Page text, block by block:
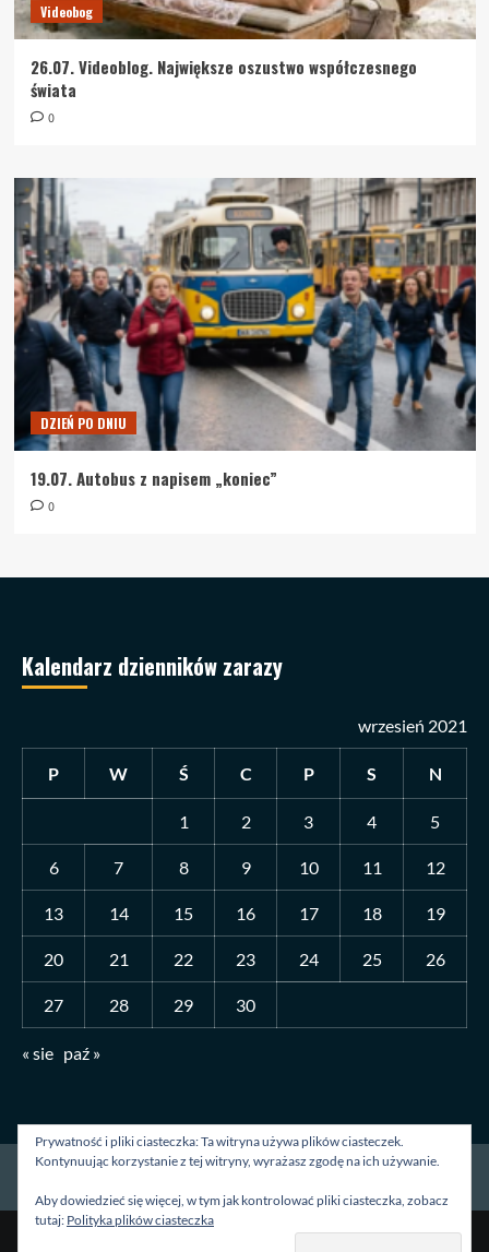
Videobog
26.07. Videoblog. Największe oszustwo współczesnego
świata
0
DZIEŃ PO DNIU
19.07. Autobus z napisem „koniec”
0
Kalendarz dzienników zarazy
wrzesień 2021
P W Ś C P S N
1 2 3 4 5
6 7 8 9 10 11 12
13 14 15 16 17 18 19
20 21 22 23 24 25 26
27 28 29 30
« sie paź »
Strona główna O mnie Blog Kontakt
Prywatność i pliki ciasteczka: Ta witryna używa plików ciasteczek.
Kontynuując korzystanie z tej witryny, wyrażasz zgodę na ich używanie.
Aby dowiedzieć się więcej, w tym jak kontrolować pliki ciasteczka, zobacz
tutaj: Polityka plików ciasteczka